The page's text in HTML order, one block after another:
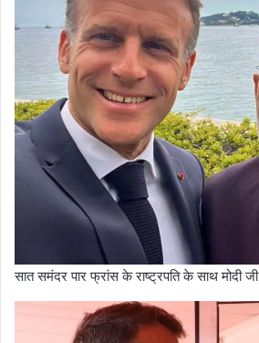
सात समंदर पार फ्रांस के राष्ट्रपति के साथ मोदी जी